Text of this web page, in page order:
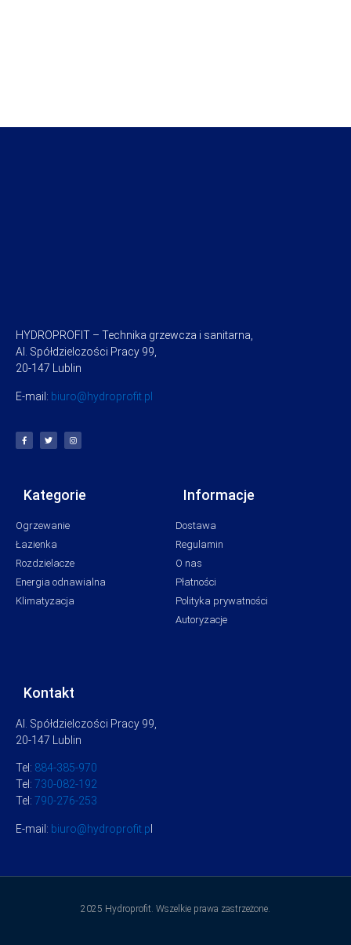
HYDROPROFIT – Technika grzewcza i sanitarna,
Al. Spółdzielczości Pracy 99,
20-147 Lublin
E-mail: biuro@hydroprofit.pl
Kategorie
Ogrzewanie
Łazienka
Rozdzielacze
Energia odnawialna
Klimatyzacja
Informacje
Dostawa
Regulamin
O nas
Płatności
Polityka prywatności
Autoryzacje
Kontakt
Al. Spółdzielczości Pracy 99,
20-147 Lublin
Tel: 884-385-970
Tel: 730-082-192
Tel: 790-276-253
E-mail: biuro@hydroprofit.p
2025 Hydroprofit. Wszelkie prawa zastrzeżone.